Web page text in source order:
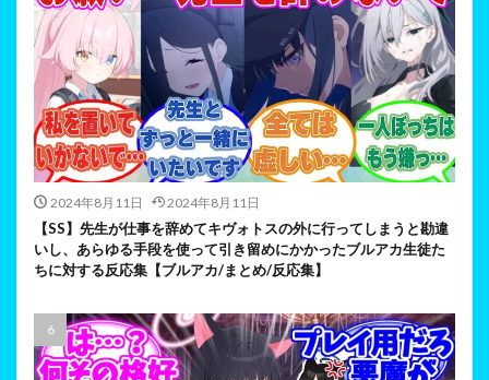
2024年8月11日 2024年8月11日
【SS】先生が仕事を辞めてキヴォトスの外に行ってしまうと勘違
いし、あらゆる手段を使って引き留めにかかったブルアカ生徒た
ちに対する反応集【ブルアカ/まとめ/反応集】